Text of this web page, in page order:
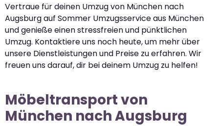
Vertraue für deinen Umzug von München nach
Augsburg auf Sommer Umzugsservice aus München
und genieße einen stressfreien und pünktlichen
Umzug. Kontaktiere uns noch heute, um mehr über
unsere Dienstleistungen und Preise zu erfahren. Wir
freuen uns darauf, dir bei deinem Umzug zu helfen!
Möbeltransport von
München nach Augsburg